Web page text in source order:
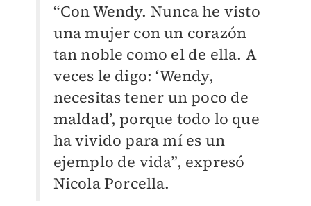
“Con Wendy. Nunca he visto
una mujer con un corazón
tan noble como el de ella. A
veces le digo: ‘Wendy,
necesitas tener un poco de
maldad’, porque todo lo que
ha vivido para mí es un
ejemplo de vida”, expresó
Nicola Porcella.